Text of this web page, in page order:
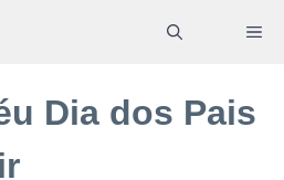
Dia dos Pais